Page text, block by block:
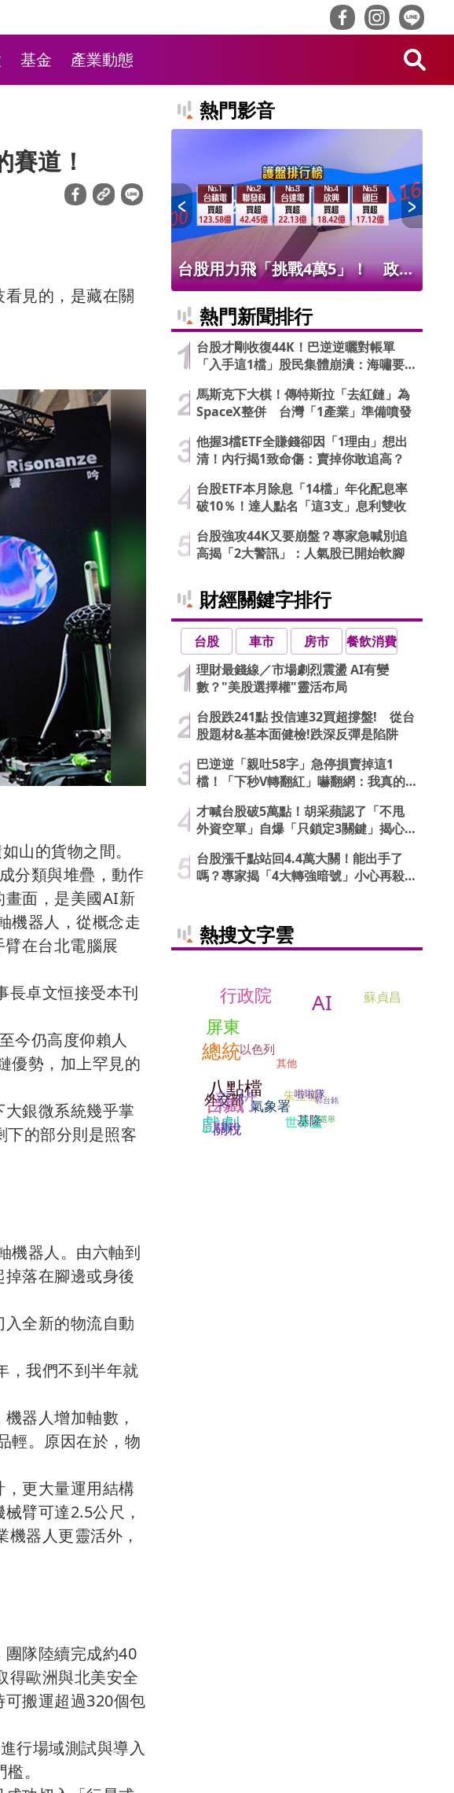
基金 產業動態
道！
見的，是藏在關
山的貨物之間。
分類與堆疊，動作
畫面，是美國AI新
機器人，從概念走
在台北電腦展
長卓文恒接受本刊
今仍高度仰賴人
優勢，加上罕見的
銀微系統幾乎掌
下的部分則是照客
機器人。由六軸到
落在腳邊或身後
入全新的物流自動
，我們不到半年就
器人增加軸數，
輕。原因在於，物
更大量運用結構
臂可達2.5公尺，
器人更靈活外，
隊陸續完成約40
得歐洲與北美安全
搬運超過320個包
行場域測試與導入
。
熱門影音
莊陳意涵」接班
台股用力飛「挑戰4萬5」！ 政府
熱門新聞排行
台股才剛收復44K！巴逆逆曬對帳單
「入手這1檔」股民集體崩潰：海嘯要
馬斯克下大棋！傳特斯拉「去紅鏈」為
SpaceX整併 台灣「1產業」準備噴發
他握3檔ETF全賺錢卻因「1理由」想出
清！內行揭1致命傷：賣掉你敢追高？
台股ETF本月除息「14檔」年化配息率
破10％！達人點名「這3支」息利雙收
台股強攻44K又要崩盤？專家急喊別追
高揭「2大警訊」：人氣股已開始軟腳
財經關鍵字排行
台股 車市 房市
餐飲消費
理財最錢線／市場劇烈震盪 AI有變
數？"美股選擇權"靈活布局
台股跌241點 投信連32買超撐盤! 從台
股題材&基本面健檢!跌深反彈是陷阱
巴逆逆「親吐58字」急停損賣掉這1
檔！「下秒V轉翻紅」嚇翻網：我真的
才喊台股破5萬點！胡采蘋認了「不甩
外資空單」自爆「只鎖定3關鍵」揭心
台股漲千點站回4.4萬大關！能出手了
嗎？專家揭「4大轉強暗號」小心再殺
熱搜文字雲
其他
AI
台鐵
總統
蘇貞昌
基隆
行政院
氣象署
八點檔
新竹 朱立倫
世界盃
戲劇 選舉
啦啦隊
屏東
郭台銘
外交部
以色列
關稅